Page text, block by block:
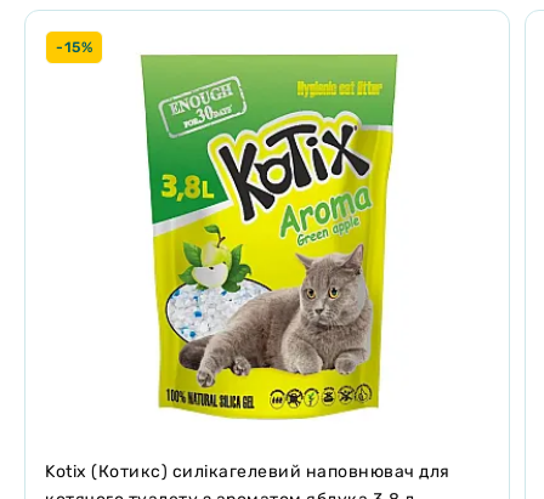
-15%
Kotix (Котикс) силікагелевий наповнювач для